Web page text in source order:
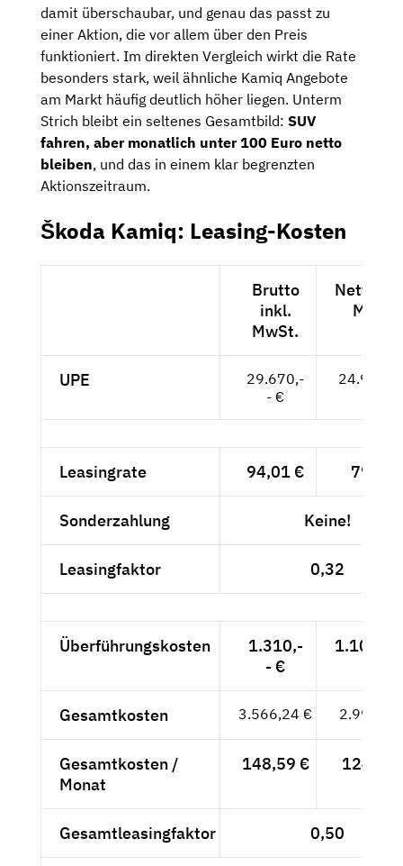
damit überschaubar, und genau das passt zu
einer Aktion, die vor allem über den Preis
funktioniert. Im direkten Vergleich wirkt die Rate
besonders stark, weil ähnliche Kamiq Angebote
am Markt häufig deutlich höher liegen. Unterm
Strich bleibt ein seltenes Gesamtbild: SUV
fahren, aber monatlich unter 100 Euro netto
bleiben, und das in einem klar begrenzten
Aktionszeitraum.
Škoda Kamiq: Leasing-Kosten
Brutto
inkl.
MwSt.
Netto
MwSt.
UPE
29.670,-
- €
Leasingrate 94,01 € 79,-- €
Sonderzahlung Keine!
Leasingfaktor 0,32
Überführungskosten
1.310,-
- €
Gesamtkosten 3.566,24 € 2.996,84
Gesamtkosten /
Monat
148,59 € 124,87
Gesamtleasingfaktor 0,50